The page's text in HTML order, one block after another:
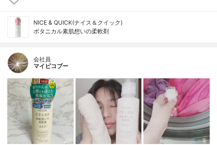
NICE & QUICK(ナイス＆クイック)
ボタニカル素肌想いの柔軟剤
会社員
マイピコブー